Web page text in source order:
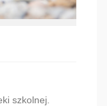
szkolnej.